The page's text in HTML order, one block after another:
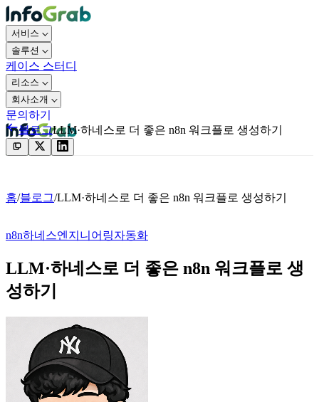
서비스
솔루션
케이스 스터디
리소스
회사소개
문의하기
문의하기
블로그LLM·하네스로 더 좋은 n8n 워크플로 생성하기
홈/블로그/LLM·하네스로 더 좋은 n8n 워크플로 생성하기
n8n하네스엔지니어링자동화
LLM·하네스로 더 좋은 n8n 워크플로 생
성하기